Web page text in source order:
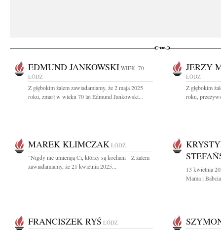
EDMUND JANKOWSKI WIEK: 70
ŁÓDŹ
Z głębokim żalem zawiadamiamy, że 2 maja 2025
roku, zmarł w wieku 70 lat Edmund Jankowski...
JERZY
ŁÓDŹ
Z głębokim
roku,
MAREK KLIMCZAK ŁÓDŹ
"Nigdy nie umierają Ci, którzy są kochani " Z żalem
zawiadamiamy, że 21 kwietnia 2025...
13 kwietnia
Mama i
FRANCISZEK RYŚ ŁÓDŹ